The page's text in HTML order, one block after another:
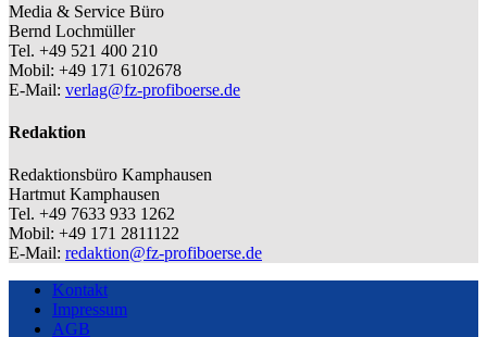
Media & Service Büro
Bernd Lochmüller
Tel. +49 521 400 210
Mobil: +49 171 6102678
E-Mail: verlag@fz-profiboerse.de
Redaktion
Redaktionsbüro Kamphausen
Hartmut Kamphausen
Tel. +49 7633 933 1262
Mobil: +49 171 2811122
E-Mail: redaktion@fz-profiboerse.de
Kontakt
Impressum
AGB